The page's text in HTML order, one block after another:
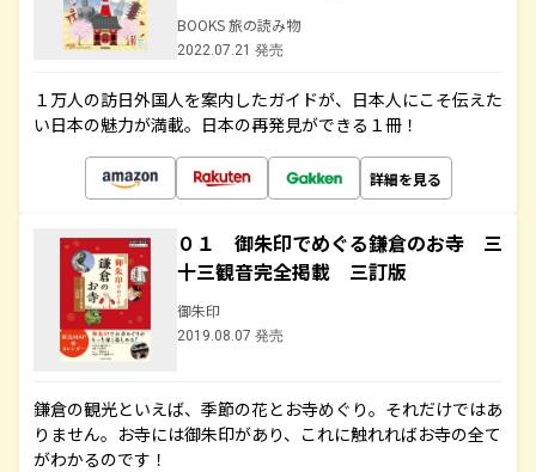
BOOKS 旅の読み物
2022.07.21 発売
１万人の訪日外国人を案内したガイドが、日本人にこそ伝えた
い日本の魅力が満載。日本の再発見ができる１冊！
詳細を見る
０１ 御朱印でめぐる鎌倉のお寺 三
十三観音完全掲載 三訂版
御朱印
2019.08.07 発売
鎌倉の観光といえば、季節の花とお寺めぐり。それだけではあ
りません。お寺には御朱印があり、これに触れればお寺の全て
がわかるのです！